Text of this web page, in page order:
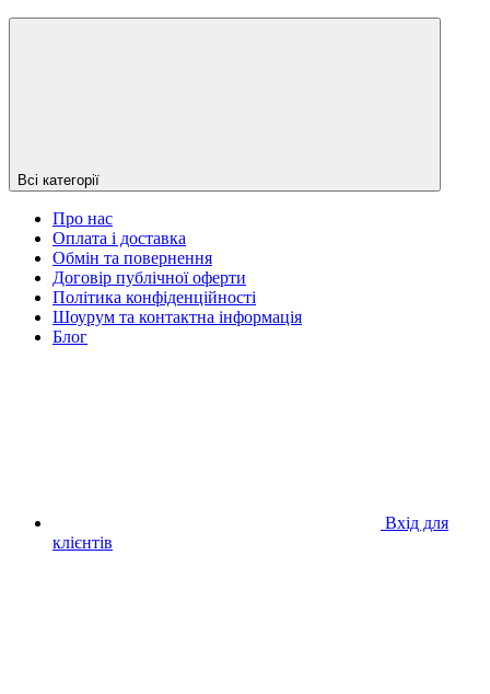
Всі категорії
Про нас
Оплата і доставка
Обмін та повернення
Договір публічної оферти
Політика конфіденційності
Шоурум та контактна інформація
Блог
Вхід для
клієнтів